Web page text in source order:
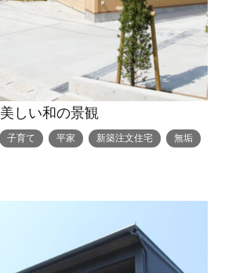
美しい和の景観
子育て 平家 新築注文住宅
無垢